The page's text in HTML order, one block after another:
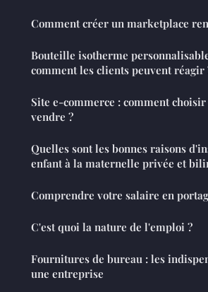
Comment créer un marketplace
Bouteille isotherme
comment les clients peuvent réagir
Site e-commerce : comment
vendre ?
Quelles sont les bonnes raisons
enfant à la maternelle privée et
Comprendre votre salaire en
C'est quoi la nature de l'emploi ?
Fournitures de bureau : les
une entreprise